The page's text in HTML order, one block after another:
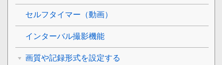
セルフタイマー （動画）
インターバル撮影機能
画質や記録形式を設定する